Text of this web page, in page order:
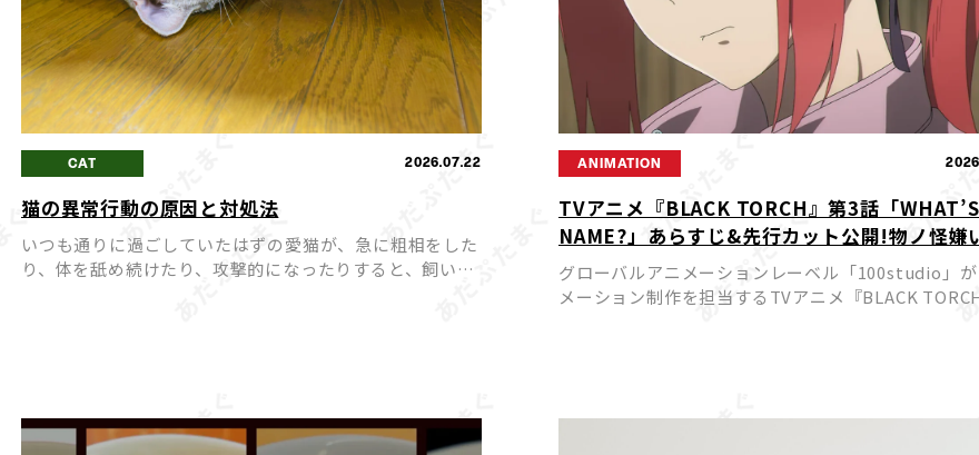
CAT 2026.07.22
猫の異常行動の原因と対処法
いつも通りに過ごしていたはずの愛猫が、急に粗相をした
り、体を舐め続けたり、攻撃的になったりすると、飼い主
ANIMATION
TVアニメ『BLACK TORCH』第3話「
NAME?」あらすじ&先行カット公開!物ノ怪嫌
一華と弐郎・羅睺が一触即発!?
グローバルアニメーションレーベル「100studio」
メーション制作を担当するTVアニメ『BLACK